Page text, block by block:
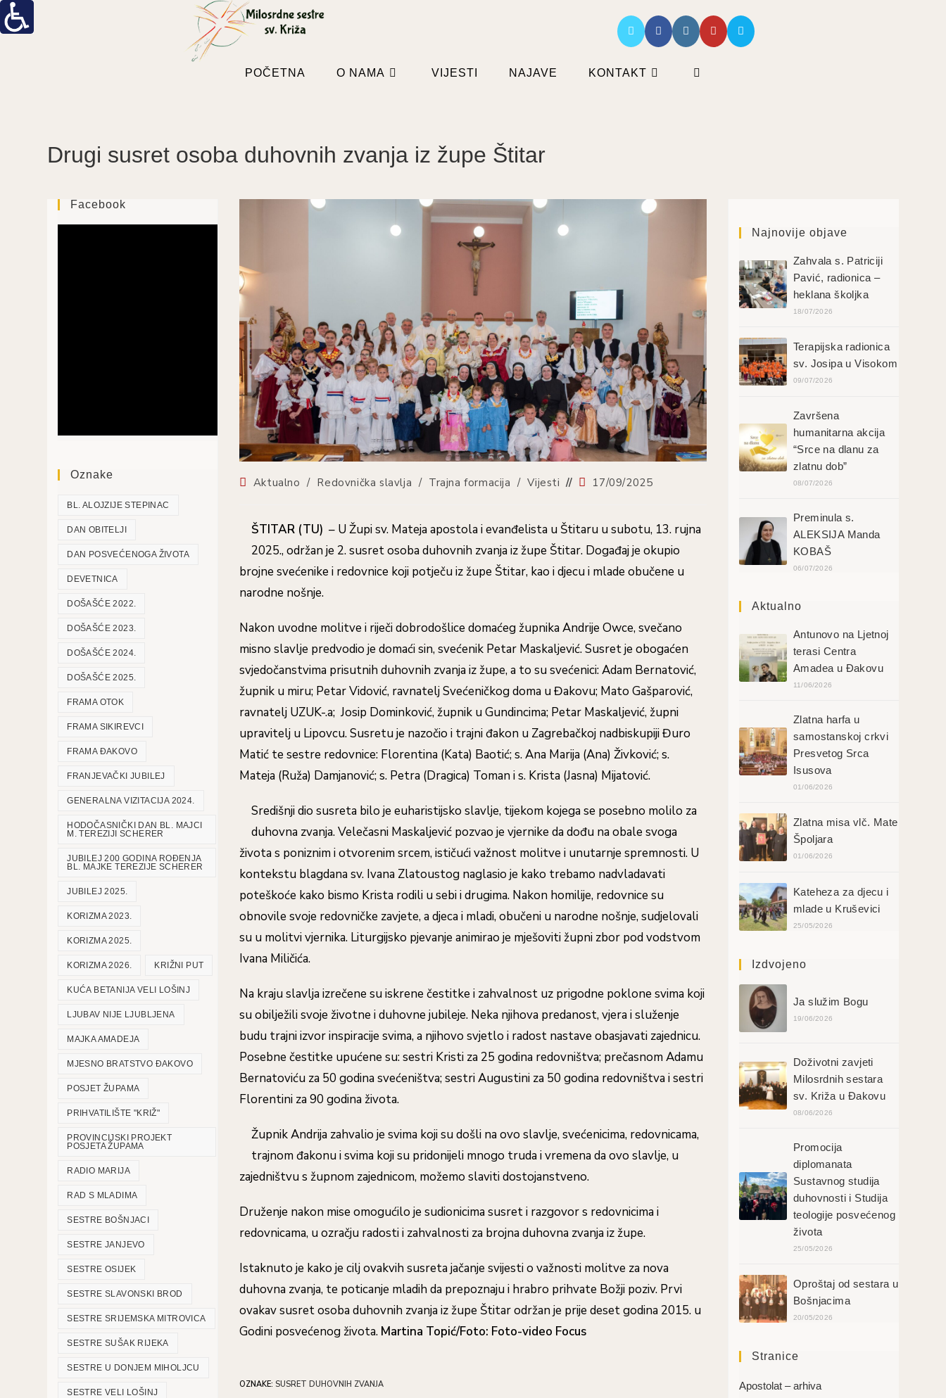
POČETNA O NAMA VIJESTI NAJAVE KONTAKT
Drugi susret osoba duhovnih zvanja iz župe Štitar
Aktualno / Redovnička slavlja / Trajna formacija / Vijesti 17/09/2025
ŠTITAR (TU) – U Župi sv. Mateja apostola i evanđelista u Štitaru u subotu, 13. rujna
2025., održan je 2. susret osoba duhovnih zvanja iz župe Štitar. Događaj je okupio
brojne svećenike i redovnice koji potječu iz župe Štitar, kao i djecu i mlade obučene u
narodne nošnje.
Nakon uvodne molitve i riječi dobrodošlice domaćeg župnika Andrije Owce, svečano
misno slavlje predvodio je domaći sin, svećenik Petar Maskaljević. Susret je obogaćen
svjedočanstvima prisutnih duhovnih zvanja iz župe, a to su svećenici: Adam Bernatović,
župnik u miru; Petar Vidović, ravnatelj Svećeničkog doma u Đakovu; Mato Gašparović,
ravnatelj UZUK-.a; Josip Dominković, župnik u Gundincima; Petar Maskaljević, župni
upravitelj u Lipovcu. Susretu je nazočio i trajni đakon u Zagrebačkoj nadbiskupiji Đuro
Matić te sestre redovnice: Florentina (Kata) Baotić; s. Ana Marija (Ana) Živković; s.
Mateja (Ruža) Damjanović; s. Petra (Dragica) Toman i s. Krista (Jasna) Mijatović.
Središnji dio susreta bilo je euharistijsko slavlje, tijekom kojega se posebno molilo za
duhovna zvanja. Velečasni Maskaljević pozvao je vjernike da dođu na obale svoga
života s poniznim i otvorenim srcem, ističući važnost molitve i unutarnje spremnosti. U
kontekstu blagdana sv. Ivana Zlatoustog naglasio je kako trebamo nadvladavati
poteškoće kako bismo Krista rodili u sebi i drugima. Nakon homilije, redovnice su
obnovile svoje redovničke zavjete, a djeca i mladi, obučeni u narodne nošnje, sudjelovali
su u molitvi vjernika. Liturgijsko pjevanje animirao je mješoviti župni zbor pod vodstvom
Ivana Miličića.
Na kraju slavlja izrečene su iskrene čestitke i zahvalnost uz prigodne poklone svima koji
su obilježili svoje životne i duhovne jubileje. Neka njihova predanost, vjera i služenje
budu trajni izvor inspiracije svima, a njihovo svjetlo i radost nastave obasjavati zajednicu.
Posebne čestitke upućene su: sestri Kristi za 25 godina redovništva; prečasnom Adamu
Bernatoviću za 50 godina svećeništva; sestri Augustini za 50 godina redovništva i sestri
Florentini za 90 godina života.
Župnik Andrija zahvalio je svima koji su došli na ovo slavlje, svećenicima, redovnicama,
trajnom đakonu i svima koji su pridonijeli mnogo truda i vremena da ovo slavlje, u
zajedništvu s župnom zajednicom, možemo slaviti dostojanstveno.
Druženje nakon mise omogućilo je sudionicima susret i razgovor s redovnicima i
redovnicama, u ozračju radosti i zahvalnosti za brojna duhovna zvanja iz župe.
Istaknuto je kako je cilj ovakvih susreta jačanje svijesti o važnosti molitve za nova
duhovna zvanja, te poticanje mladih da prepoznaju i hrabro prihvate Božji poziv. Prvi
ovakav susret osoba duhovnih zvanja iz župe Štitar održan je prije deset godina 2015. u
Godini posvećenog života. Martina Topić/Foto: Foto-video Focus
OZNAKE: SUSRET DUHOVNIH ZVANJA
Facebook
Oznake
BL. ALOJZIJE STEPINAC
DAN OBITELJI
DAN POSVEĆENOGA ŽIVOTA
DEVETNICA
DOŠAŠĆE 2022.
DOŠAŠĆE 2023.
DOŠAŠĆE 2024.
DOŠAŠĆE 2025.
FRAMA OTOK
FRAMA SIKIREVCI
FRAMA ĐAKOVO
FRANJEVAČKI JUBILEJ
GENERALNA VIZITACIJA 2024.
HODOČASNIČKI DAN BL. MAJCI
M. TEREZIJI SCHERER
JUBILEJ 200 GODINA ROĐENJA
BL. MAJKE TEREZIJE SCHERER
JUBILEJ 2025.
KORIZMA 2023.
KORIZMA 2025.
KORIZMA 2026. KRIŽNI PUT
KUĆA BETANIJA VELI LOŠINJ
LJUBAV NIJE LJUBLJENA
MAJKA AMADEJA
MJESNO BRATSTVO ĐAKOVO
POSJET ŽUPAMA
PRIHVATILIŠTE "KRIŽ"
PROVINCIJSKI PROJEKT
POSJETA ŽUPAMA
RADIO MARIJA
RAD S MLADIMA
SESTRE BOŠNJACI
SESTRE JANJEVO
SESTRE OSIJEK
SESTRE SLAVONSKI BROD
SESTRE SRIJEMSKA MITROVICA
SESTRE SUŠAK RIJEKA
SESTRE U DONJEM MIHOLJCU
SESTRE VELI LOŠINJ
Najnovije objave
Zahvala s. Patriciji
Pavić, radionica –
heklana školjka
18/07/2026
Terapijska radionica
sv. Josipa u Visokom
09/07/2026
Završena
humanitarna akcija
“Srce na dlanu za
zlatnu dob”
08/07/2026
Preminula s.
ALEKSIJA Manda
KOBAŠ
06/07/2026
Aktualno
Antunovo na Ljetnoj
terasi Centra
Amadea u Đakovu
11/06/2026
Zlatna harfa u
samostanskoj crkvi
Presvetog Srca
Isusova
01/06/2026
Zlatna misa vlč. Mate
Špoljara
01/06/2026
Kateheza za djecu i
mlade u Kruševici
25/05/2026
Izdvojeno
Ja služim Bogu
19/06/2026
Doživotni zavjeti
Milosrdnih sestara
sv. Križa u Đakovu
08/06/2026
Promocija
diplomanata
Sustavnog studija
duhovnosti i Studija
teologije posvećenog
života
25/05/2026
Oproštaj od sestara u
Bošnjacima
20/05/2026
Stranice
Apostolat – arhiva